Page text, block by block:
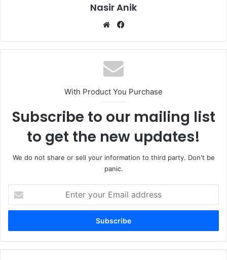
Nasir Anik
Website
With Product You Purchase
Subscribe to our mailing list
to get the new updates!
We do not share or sell your information to third party. Don't be
panic.
your
Email